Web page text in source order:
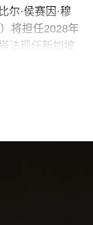
尔·侯赛因·穆
将担任2028年
法现任新加坡
年展带来崭新
策展人，此后
尼斯双年展新
划了达卡艺术
11月在多哈举